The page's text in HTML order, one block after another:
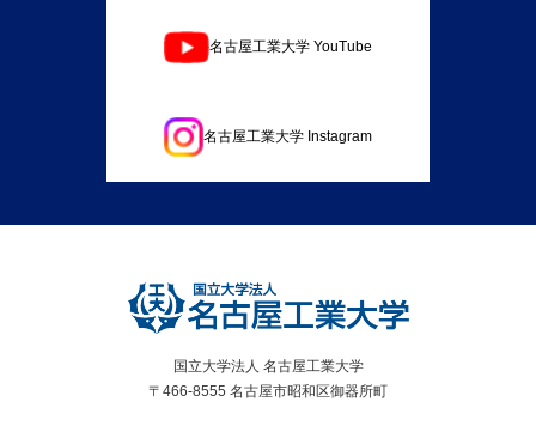
名古屋工業大学 YouTube
名古屋工業大学 Instagram
国立大学法人 名古屋工業大学
〒466-8555 名古屋市昭和区御器所町